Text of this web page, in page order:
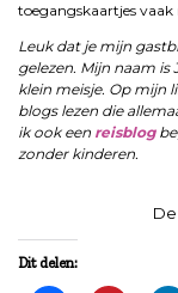
toegangskaartjes
Leuk dat je mijn
gelezen. Mijn naam
klein meisje. Op mijn
blogs lezen die
ik ook een reisblog
zonder kinderen.
Dit delen: